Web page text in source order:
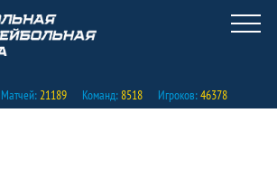
Матчей:21189 Команд:8518 Игроков:46378